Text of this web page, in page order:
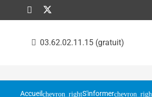
03.62.02.11.15 (gratuit)
Accueil S'informer